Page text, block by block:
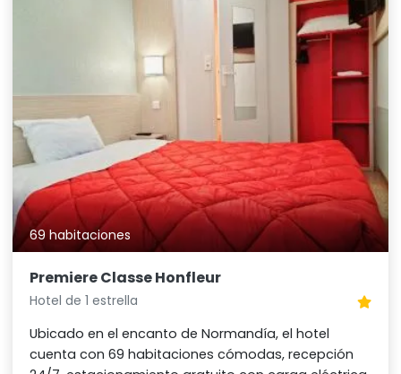
69 habitaciones
Premiere Classe Honfleur
Hotel de 1 estrella
Ubicado en el encanto de Normandía, el hotel
cuenta con 69 habitaciones cómodas, recepción